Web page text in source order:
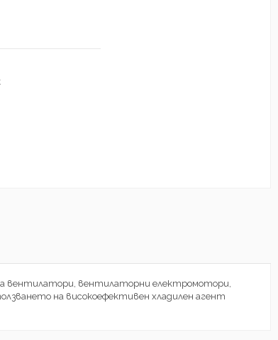
вентилатори, вентилаторни електромотори,
на високоефективен хладилен агент